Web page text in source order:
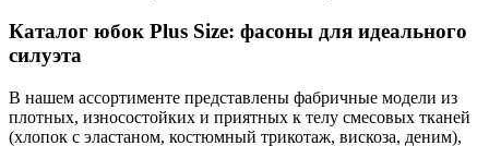
Каталог юбок Plus Size: фасоны для идеального
силуэта
В нашем ассортименте представлены фабричные модели из
плотных, износостойких и приятных к телу смесовых тканей
(хлопок с эластаном, костюмный трикотаж, вискоза, деним),